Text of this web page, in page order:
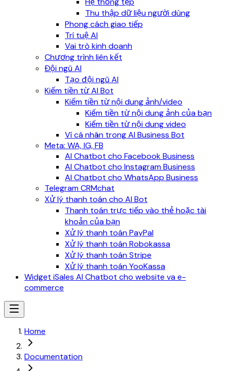
Thu thập dữ liệu người dùng
Phong cách giao tiếp
Trí tuệ AI
Vai trò kinh doanh
Chương trình liên kết
Đội ngũ AI
Tạo đội ngũ AI
Kiếm tiền từ AI Bot
Kiếm tiền từ nội dung ảnh/video
Kiếm tiền từ nội dung ảnh của bạn
Kiếm tiền từ nội dung video
Ví cá nhân trong AI Business Bot
Meta: WA, IG, FB
AI Chatbot cho Facebook Business
AI Chatbot cho Instagram Business
AI Chatbot cho WhatsApp Business
Telegram CRMchat
Xử lý thanh toán cho AI Bot
Thanh toán trực tiếp vào thẻ hoặc tài
khoản của bạn
Xử lý thanh toán PayPal
Xử lý thanh toán Robokassa
Xử lý thanh toán Stripe
Xử lý thanh toán YooKassa
Widget iSales AI Chatbot cho website va e-
commerce
Home
Documentation